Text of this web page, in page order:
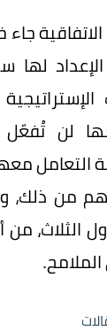
لن تُفعّل
من ذلك،
الثلاث،